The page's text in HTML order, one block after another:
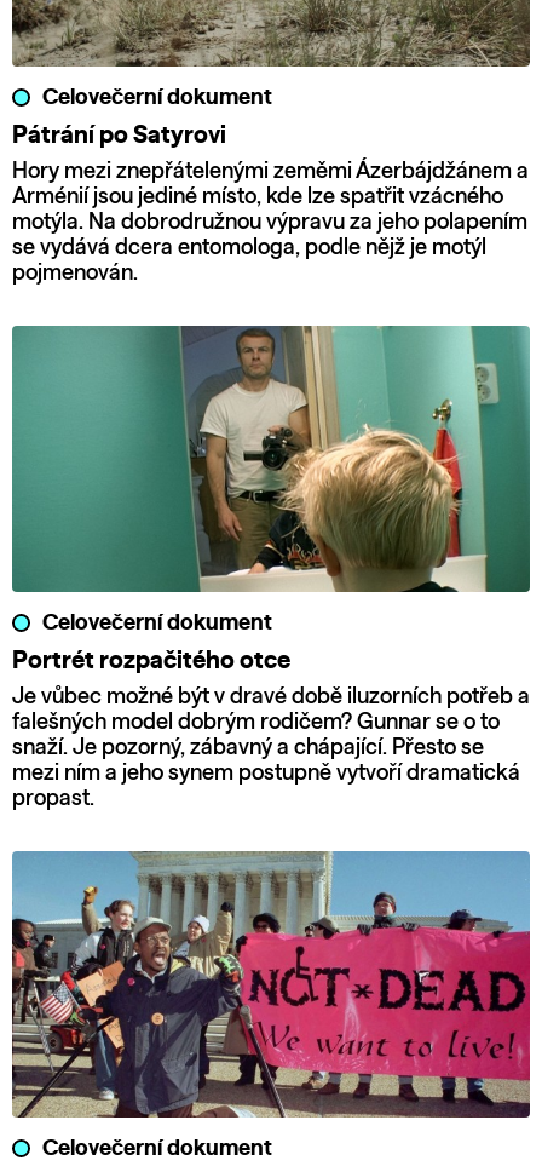
Celovečerní dokument
Pátrání po Satyrovi
Hory mezi znepřátelenými zeměmi Ázerbájdžánem a
Arménií jsou jediné místo, kde lze spatřit vzácného
motýla. Na dobrodružnou výpravu za jeho polapením
se vydává dcera entomologa, podle nějž je motýl
pojmenován.
Celovečerní dokument
Portrét rozpačitého otce
Je vůbec možné být v dravé době iluzorních potřeb a
falešných model dobrým rodičem? Gunnar se o to
snaží. Je pozorný, zábavný a chápající. Přesto se
mezi ním a jeho synem postupně vytvoří dramatická
propast.
Celovečerní dokument